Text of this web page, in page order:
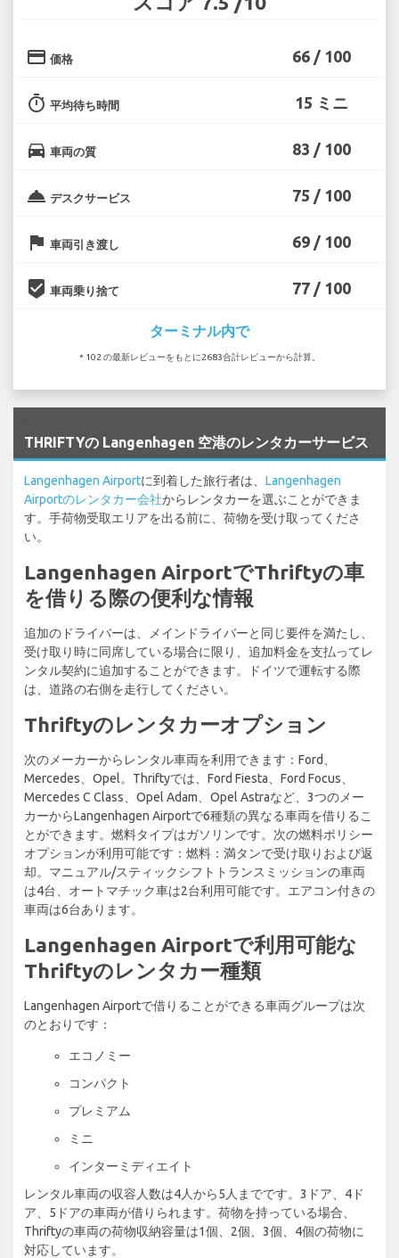
credit_card 価格 66 / 100
timer 平均待ち時間 15 ミニ
directions_car 車両の質 83 / 100
room_service デスクサービス 75 / 100
flag 車両引き渡し 69 / 100
beenhere 車両乗り捨て 77 / 100
ターミナル内で
* 102 の最新レビューをもとに2683合計レビューから計算。
THRIFTYの Langenhagen 空港のレンタカーサービス
Langenhagen Airportに到着した旅行者は、 Langenhagen
Airportのレンタカー会社からレンタカーを選ぶことができま
す。手荷物受取エリアを出る前に、荷物を受け取ってくださ
い。
Langenhagen AirportでThriftyの車
を借りる際の便利な情報
追加のドライバーは、メインドライバーと同じ要件を満たし、
受け取り時に同席している場合に限り、追加料金を支払ってレ
ンタル契約に追加することができます。ドイツで運転する際
は、道路の右側を走行してください。
Thriftyのレンタカーオプション
次のメーカーからレンタル車両を利用できます：Ford、
Mercedes、Opel。Thriftyでは、Ford Fiesta、Ford Focus、
Mercedes C Class、Opel Adam、Opel Astraなど、3つのメー
カーからLangenhagen Airportで6種類の異なる車両を借りるこ
とができます。燃料タイプはガソリンです。次の燃料ポリシー
オプションが利用可能です：燃料：満タンで受け取りおよび返
却。マニュアル/スティックシフトトランスミッションの車両
は4台、オートマチック車は2台利用可能です。エアコン付きの
車両は6台あります。
Langenhagen Airportで利用可能な
Thriftyのレンタカー種類
Langenhagen Airportで借りることができる車両グループは次
のとおりです：
エコノミー
コンパクト
プレミアム
ミニ
インターミディエイト
レンタル車両の収容人数は4人から5人までです。3ドア、4ド
ア、5ドアの車両が借りられます。荷物を持っている場合、
Thriftyの車両の荷物収納容量は1個、2個、3個、4個の荷物に
対応しています。